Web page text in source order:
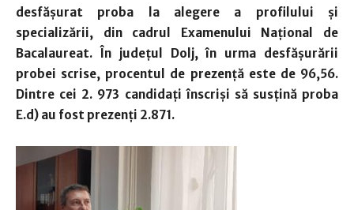
desfășurat proba la alegere a profilului și
specializării, din cadrul Examenului Național de
Bacalaureat. În județul Dolj, în urma desfășurării
probei scrise, procentul de prezență este de 96,56.
Dintre cei 2. 973 candidați înscriși să susțină proba
E.d) au fost prezenți 2.871.